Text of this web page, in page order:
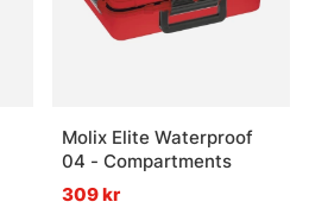
Molix Elite Waterproof
04 - Compartments
309 kr